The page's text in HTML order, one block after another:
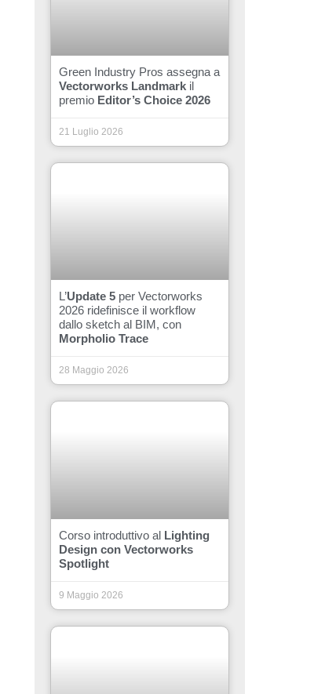
Green Industry Pros assegna a
Vectorworks Landmarkil
premio Editor’s Choice 2026
21 Luglio 2026
L’Update 5per Vectorworks
2026 ridefinisce il workflow
dallo sketch al BIM, con
Morpholio Trace
28 Maggio 2026
Corso introduttivo al Lighting
Design con Vectorworks
Spotlight
9 Maggio 2026